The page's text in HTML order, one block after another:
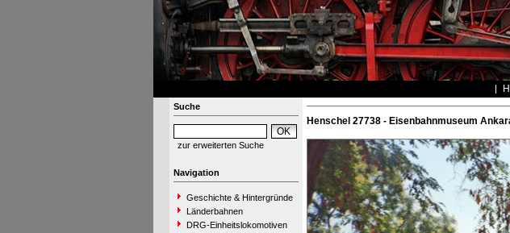
Suche
zur erweiterten Suche
Navigation
Geschichte & Hintergründe
Länderbahnen
DRG-Einheitslokomotiven
Henschel 27738 - Eisenbahnmuseum